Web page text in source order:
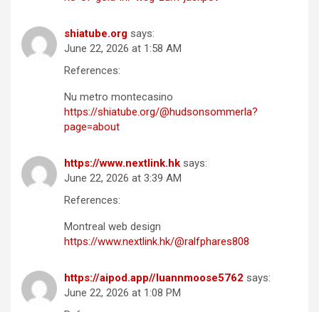
shiatube.org says:
June 22, 2026 at 1:58 AM
References:
Nu metro montecasino
https://shiatube.org/@hudsonsommerla?
page=about
https://www.nextlink.hk says:
June 22, 2026 at 3:39 AM
References:
Montreal web design
https://www.nextlink.hk/@ralfphares808
https://aipod.app//luannmoose5762 says:
June 22, 2026 at 1:08 PM